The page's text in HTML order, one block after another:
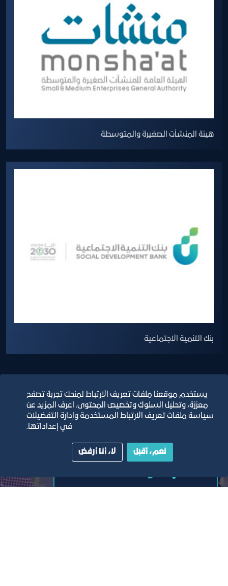
هيئة المنشآت الصغيرة والمتوسطة
بنك التنمية الاجتماعية
يستخدم موقعنا ملفات تعريف الارتباط لمنحك تجربة تصفح
معززة، وتحليل السلوك وتخصيص المحتوى. اعرف المزيد عن
سياسة ملفات تعريف الارتباط المستخدمة وإدارة التفضيلات
في إعداداتها.
نعم، أقبل لا، أنا أرفض